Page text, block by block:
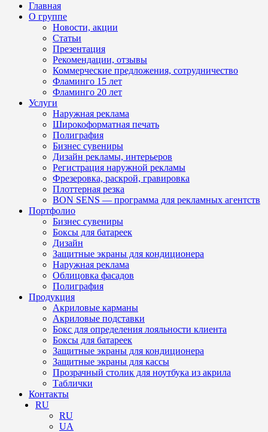
Главная
О группе
Новости, акции
Статьи
Презентация
Рекомендации, отзывы
Коммерческие предложения, сотрудничество
Фламинго 15 лет
Фламинго 20 лет
Услуги
Наружная реклама
Широкоформатная печать
Полиграфия
Бизнес сувениры
Дизайн рекламы, интерьеров
Регистрация наружной рекламы
Фрезеровка, раскрой, гравировка
Плоттерная резка
BON SENS — программа для рекламных агентств
Портфолио
Бизнес сувениры
Боксы для батареек
Дизайн
Защитные экраны для кондиционера
Наружная реклама
Облицовка фасадов
Полиграфия
Продукция
Акриловые карманы
Акриловые подставки
Бокс для определения лояльности клиента
Боксы для батареек
Защитные экраны для кондиционера
Защитные экраны для кассы
Прозрачный столик для ноутбука из акрила
Таблички
Контакты
RU
RU
UA